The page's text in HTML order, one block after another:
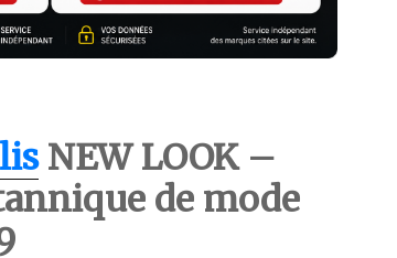
NEW LOOK –
de mode